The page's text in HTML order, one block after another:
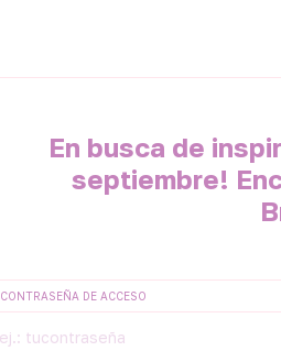
En busca de
septiembre!
CONTRASEÑA DE ACCESO